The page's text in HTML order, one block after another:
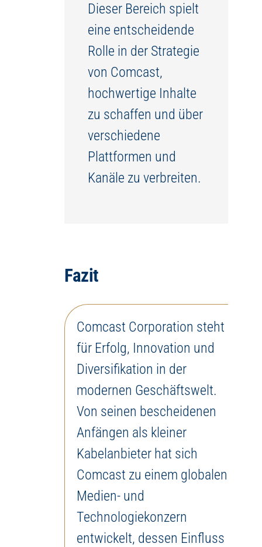
Dieser Bereich spielt
eine entscheidende
Rolle in der Strategie
von Comcast,
hochwertige Inhalte
zu schaffen und über
verschiedene
Plattformen und
Kanäle zu verbreiten.
Fazit
Comcast Corporation steht
für Erfolg, Innovation und
Diversifikation in der
modernen Geschäftswelt.
Von seinen bescheidenen
Anfängen als kleiner
Kabelanbieter hat sich
Comcast zu einem globalen
Medien- und
Technologiekonzern
entwickelt, dessen Einfluss